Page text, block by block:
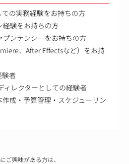
ての実務経験をお持ちの方
経験をお持ちの方
プンテンシーをお持ちの方
、After Effectsなど）をお持
験者
ィレクターとしての経験者
成・予算管理・スケジューリン
ご興味がある方は、